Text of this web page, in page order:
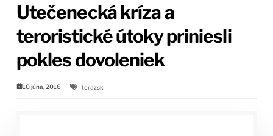
Utečenecká kríza a
teroristické útoky priniesli
pokles dovoleniek
10 júna, 2016 terazsk